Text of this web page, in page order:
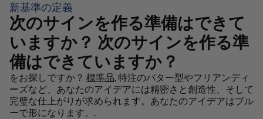
新基準の定義
次のサインを作る準備はできて
いますか？ 次のサインを作る準
備はできていますか？
をお探しですか？ 標準品, 特注のバター型やフリアンディ
ーズなど、あなたのアイデアには精密さと創造性、そして
完璧な仕上がりが求められます。あなたのアイデアはブル
ーで形になります。.